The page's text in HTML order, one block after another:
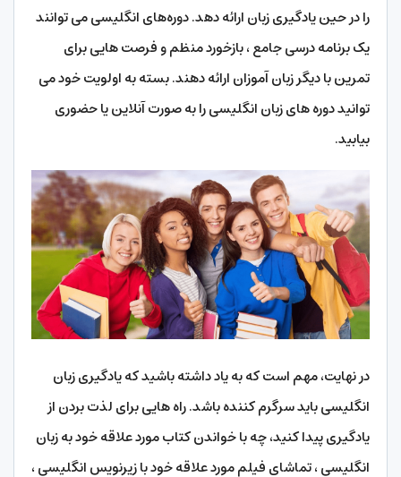
را در حین یادگیری زبان ارائه دهد. دوره‌های انگلیسی می‌ توانند
یک برنامه درسی جامع ، بازخورد منظم و فرصت‌ هایی برای
تمرین با دیگر زبان ‌آموزان ارائه دهند. بسته به اولویت خود می
توانید دوره های زبان انگلیسی را به صورت آنلاین یا حضوری
بیابید.
در نهایت، مهم است که به یاد داشته باشید که یادگیری زبان
انگلیسی باید سرگرم کننده باشد. راه هایی برای لذت بردن از
یادگیری پیدا کنید، چه با خواندن کتاب مورد علاقه خود به زبان
انگلیسی ، تماشای فیلم مورد علاقه خود با زیرنویس انگلیسی ،